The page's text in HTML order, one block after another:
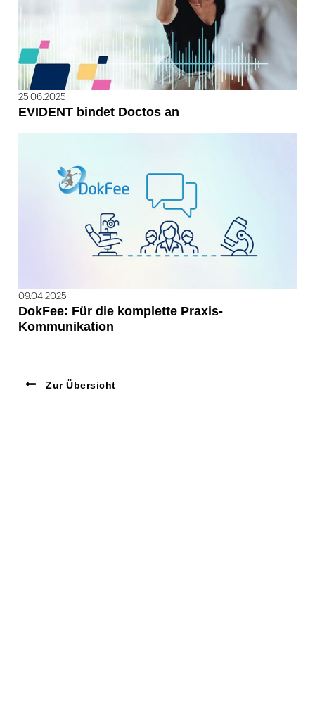
25.06.2025
EVIDENT bindet Doctos an
09.04.2025
DokFee: Für die komplette Praxis-
Kommunikation
Zur Übersicht